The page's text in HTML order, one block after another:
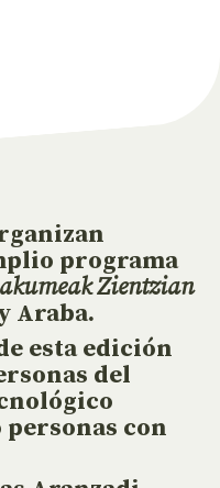
programa
Zientzian
Araba.
esta edición
del
con